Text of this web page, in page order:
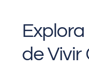
de Vivir